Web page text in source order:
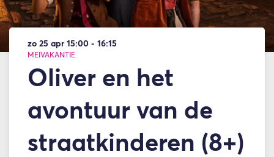
Oliver en het
avontuur van de
straatkinderen (8+)
MEIVAKANTIE
zo 25 apr 15:00 - 16:15